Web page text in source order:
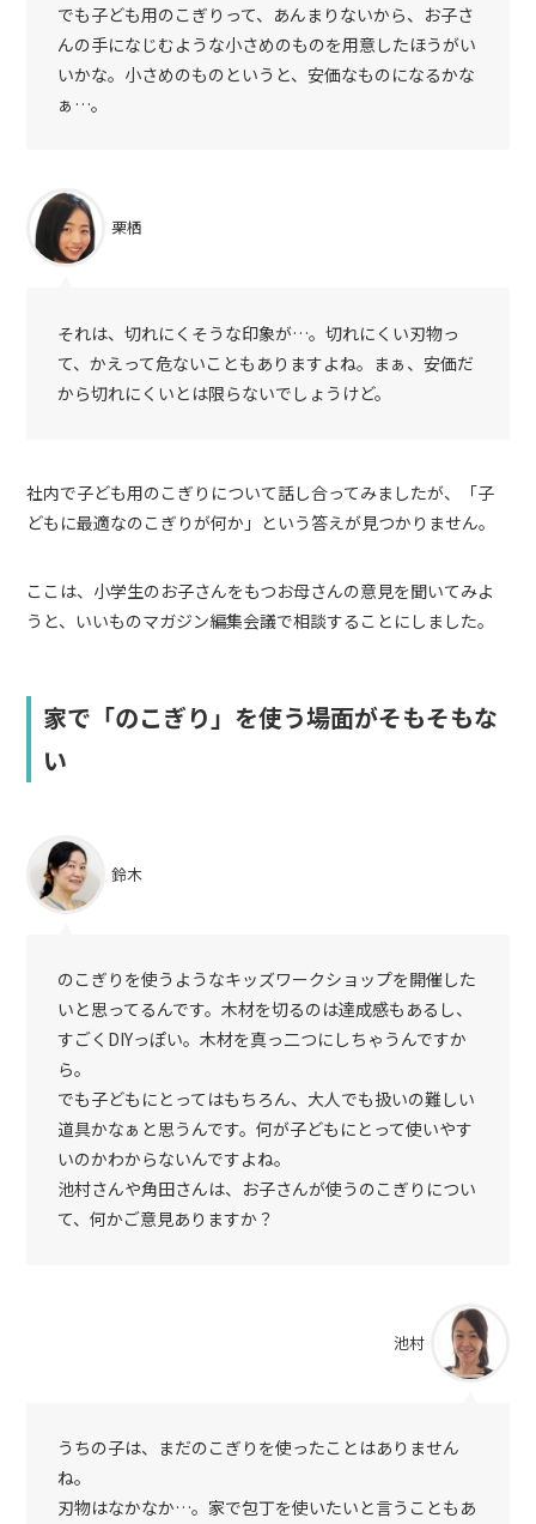
でも子ども用のこぎりって、あんまりないから、お子さ
んの手になじむような小さめのものを用意したほうがい
いかな。小さめのものというと、安価なものになるかな
ぁ…。
栗栖
それは、切れにくそうな印象が…。切れにくい刃物っ
て、かえって危ないこともありますよね。まぁ、安価だ
から切れにくいとは限らないでしょうけど。
社内で子ども用のこぎりについて話し合ってみましたが、「子
どもに最適なのこぎりが何か」という答えが見つかりません。
ここは、小学生のお子さんをもつお母さんの意見を聞いてみよ
うと、いいものマガジン編集会議で相談することにしました。
家で「のこぎり」を使う場面がそもそもな
い
鈴木
のこぎりを使うようなキッズワークショップを開催した
いと思ってるんです。木材を切るのは達成感もあるし、
すごくDIYっぽい。木材を真っ二つにしちゃうんですか
ら。
でも子どもにとってはもちろん、大人でも扱いの難しい
道具かなぁと思うんです。何が子どもにとって使いやす
いのかわからないんですよね。
池村さんや角田さんは、お子さんが使うのこぎりについ
て、何かご意見ありますか？
池村
うちの子は、まだのこぎりを使ったことはありません
ね。
刃物はなかなか…。家で包丁を使いたいと言うこともあ